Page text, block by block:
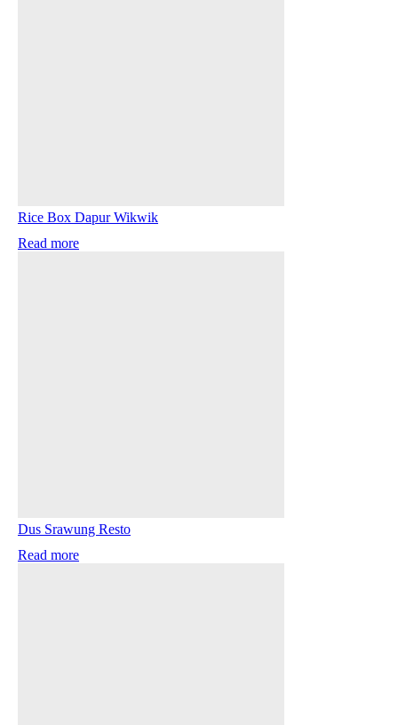
Rice Box Dapur Wikwik
Read more
Dus Srawung Resto
Read more